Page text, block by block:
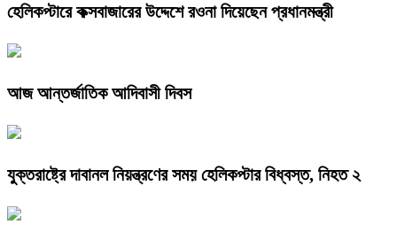
হেলিকপ্টারে কক্সবাজারের উদ্দেশে রওনা দিয়েছেন প্রধানমন্ত্রী
আজ আন্তর্জাতিক আদিবাসী দিবস
যুক্তরাষ্ট্রে দাবানল নিয়ন্ত্রণের সময় হেলিকপ্টার বিধ্বস্ত, নিহত ২